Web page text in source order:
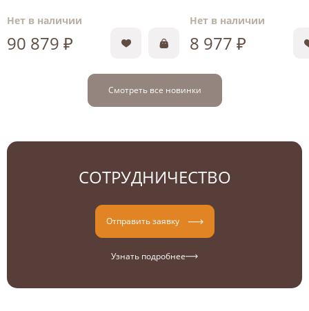
Нет в наличии
90 879 ₽
Нет в наличии
8 977 ₽
Смотреть все новинки
СОТРУДНИЧЕСТВО
Отправить заявку
Узнать подробнее